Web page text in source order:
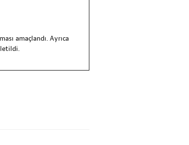
amaçlandı. Ayrıca